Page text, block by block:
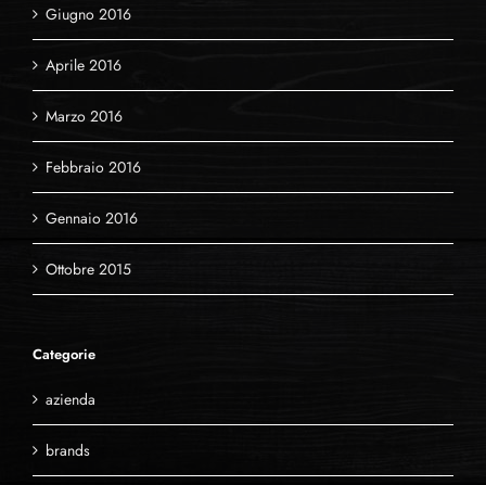
Giugno 2016
Aprile 2016
Marzo 2016
Febbraio 2016
Gennaio 2016
Ottobre 2015
Categorie
azienda
brands